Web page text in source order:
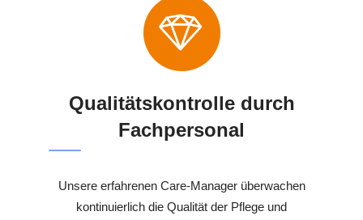
Qualitätskontrolle durch
Fachpersonal
Unsere erfahrenen Care-Manager überwachen
kontinuierlich die Qualität der Pflege und